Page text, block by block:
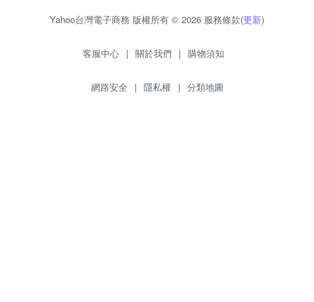
Yahoo台灣電子商務 版權所有 © 2026 服務條款(更新)
客服中心 | 關於我們 | 購物須知
網路安全 | 隱私權 | 分類地圖